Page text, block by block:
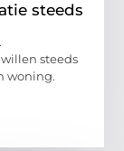
steeds
steeds
woning.